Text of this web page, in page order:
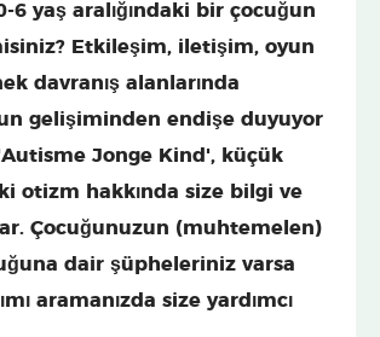
6 yaş aralığındaki bir çocuğun
Etkileşim, iletişim, oyun
davranış alanlarında
gelişiminden endişe duyuyor
Jonge Kind', küçük
otizm hakkında size bilgi ve
Çocuğunuzun (muhtemelen)
dair şüpheleriniz varsa
aramanızda size yardımcı